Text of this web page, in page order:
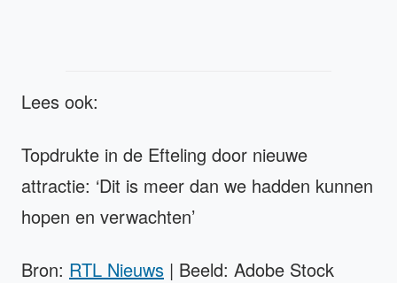
Lees ook:
Topdrukte in de Efteling door nieuwe
attractie: ‘Dit is meer dan we hadden kunnen
hopen en verwachten’
Bron: RTL Nieuws | Beeld: Adobe Stock